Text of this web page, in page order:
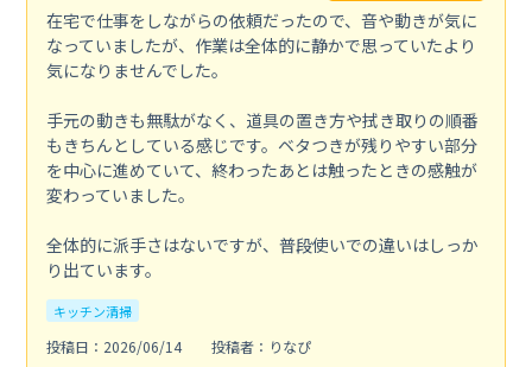
在宅で仕事をしながらの依頼だったので、音や動きが気に
なっていましたが、作業は全体的に静かで思っていたより
気になりませんでした。
手元の動きも無駄がなく、道具の置き方や拭き取りの順番
もきちんとしている感じです。ベタつきが残りやすい部分
を中心に進めていて、終わったあとは触ったときの感触が
変わっていました。
全体的に派手さはないですが、普段使いでの違いはしっか
り出ています。
キッチン清掃
投稿日：2026/06/14
投稿者：りなぴ